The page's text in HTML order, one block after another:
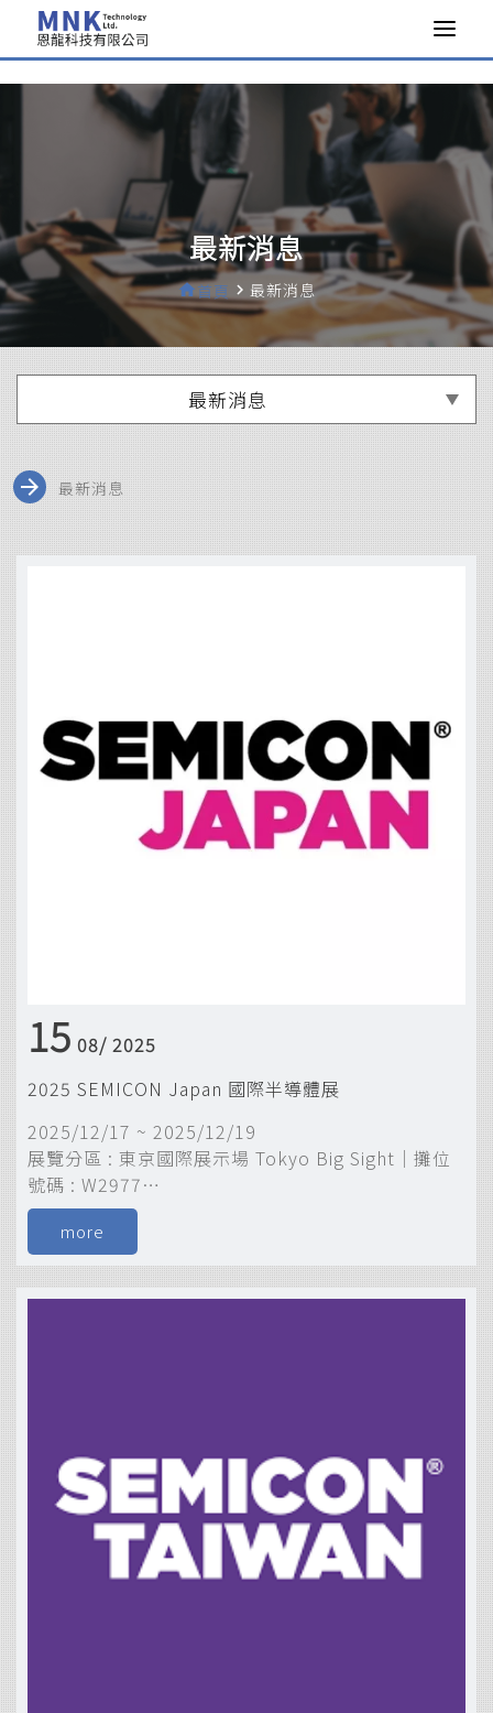
最新消息
home首頁 navigate_next 最新消息
最新消息
arrow_forward 最新消息
15 08/ 2025
2025 SEMICON Japan 國際半導體展
2025/12/17 ~ 2025/12/19
展覽分區 : 東京國際展示場 Tokyo Big Sight｜攤位
號碼 : W2977